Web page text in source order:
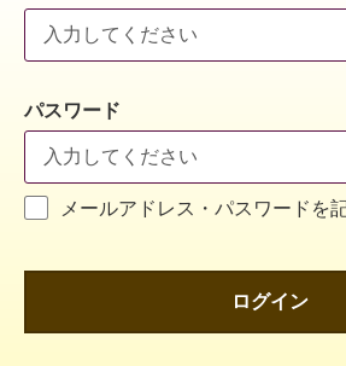
パスワード
メールアドレス・パスワードを
ログイン